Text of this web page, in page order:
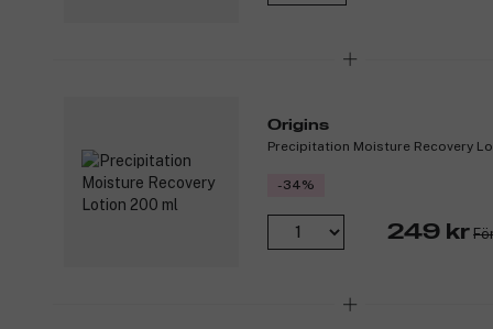
Origins
Precipitation Moisture Recovery
-34%
249 kr